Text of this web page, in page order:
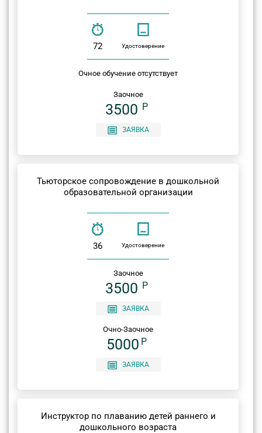
72 Удостоверение
Очное обучение отсутствует
Заочное
3500 P
ЗАЯВКА
Тьюторское сопровождение в дошкольной
образовательной организации
36 Удостоверение
Заочное
3500 P
ЗАЯВКА
Очно-Заочное
5000 P
ЗАЯВКА
Инструктор по плаванию детей раннего и
дошкольного возраста